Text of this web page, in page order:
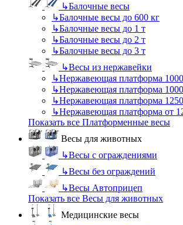
↳Балочные весы
↳Балочные весы до 600 кг
↳Балочные весы до 1 т
↳Балочные весы до 2 т
↳Балочные весы до 3 т
↳Весы из нержавейки
↳Нержавеющая платформа
↳Нержавеющая платформа
↳Нержавеющая платформа
↳Нержавеющая платформа от
Показать все Платформенные весы
Весы для животных
↳Весы с ограждениями
↳Весы без ограждений
↳Весы Автоприцеп
Показать все Весы для животных
Медицинские весы